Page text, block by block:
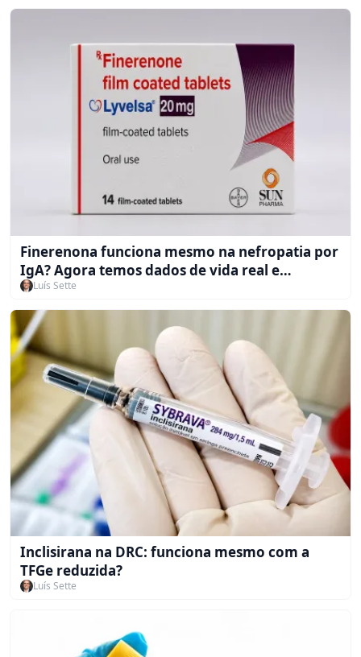
Finerenona funciona mesmo na nefropatia por
IgA? Agora temos dados de vida real e
evidência de estudos randomizados
Luís Sette
Inclisirana na DRC: funciona mesmo com a
TFGe reduzida?
Luís Sette